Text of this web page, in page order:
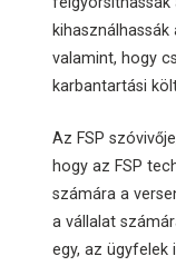
valamint, hogy
karbantartási
Az FSP
hogy az FSP
számára a
a vállalat
egy, az ügyfelek